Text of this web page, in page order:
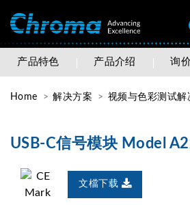
产品特色 产品介绍 询
Home 解决方案 视频与色彩测试解
USB-C信号模块 Model
文檔下载